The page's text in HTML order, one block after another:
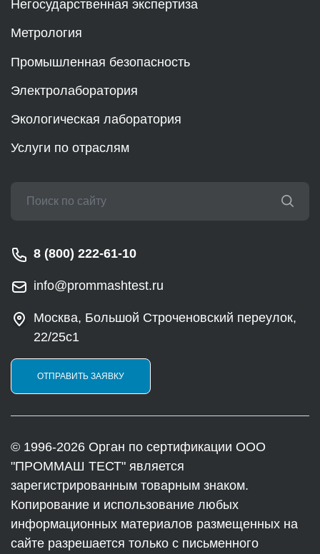
Негосударственная экспертиза
Метрология
Промышленная безопасность
Электролаборатория
Экологическая лаборатория
Услуги по отраслям
8 (800) 222-61-10
info@prommashtest.ru
Москва, Большой Строченовский переулок,
22/25с1
ОТПРАВИТЬ ЗАЯВКУ
© 1996-2026 Орган по сертификации ООО
"ПРОММАШ ТЕСТ" является
зарегистрированным товарным знаком.
Копирование и использование любых
информационных материалов размещенных на
сайте разрешается только с письменного